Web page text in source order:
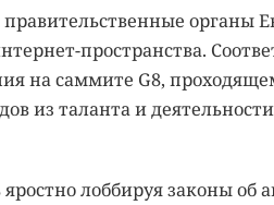
органы
пространства.
на саммите G8,
из таланта и
лоббируя законы об